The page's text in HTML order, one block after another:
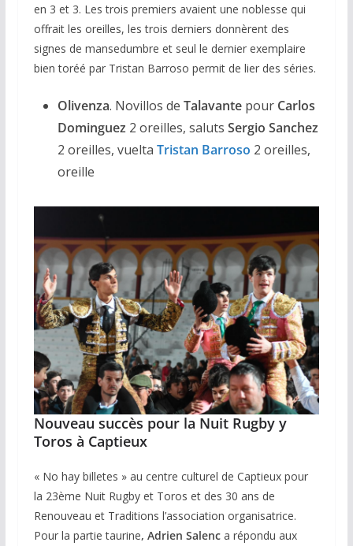
en 3 et 3. Les trois premiers avaient une noblesse qui
offrait les oreilles, les trois derniers donnèrent des
signes de mansedumbre et seul le dernier exemplaire
bien toréé par Tristan Barroso permit de lier des séries.
Olivenza. Novillos de Talavantepour Carlos
Dominguez 2 oreilles, saluts Sergio Sanchez
2 oreilles, vuelta Tristan Barroso 2 oreilles,
oreille
Nouveau succès pour la Nuit Rugby y
Toros à Captieux
« No hay billetes » au centre culturel de Captieux pour
la 23ème Nuit Rugby et Toros et des 30 ans de
Renouveau et Traditions l’association organisatrice.
Pour la partie taurine, Adrien Salenc a répondu aux